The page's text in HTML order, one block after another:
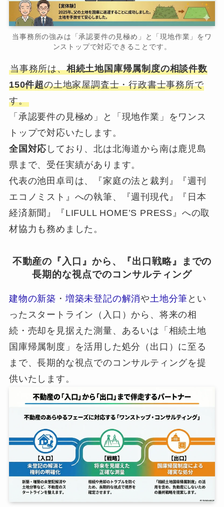
当事務所の強みは「承認要件の見極め」と「現地作業」をワ
ンストップで対応できることです。
当事務所は、相続土地国庫帰属制度の相談件数
150件超の土地家屋調査士・行政書士事務所で
す。
「承認要件の見極め」と「現地作業」をワンス
トップで対応いたします。
全国対応 しており、北は北海道から南は鹿児島
県まで、受任実績があります。
代表の池田卓司は、『家庭の法と裁判』『週刊
エコノミスト』への執筆、『週刊現代』『日本
経済新聞』『LIFULL HOME’S PRESS』への取
材協力も務めました。
不動産の『入口』から、『出口戦略』までの
長期的な視点でのコンサルティング
建物の新築 ・ 増築未登記の解消や 土地分筆 とい
ったスタートライン（入口）から、将来の相
続・売却を見据えた測量、あるいは「相続土地
国庫帰属制度」を活用した処分（出口）に至る
まで、長期的な視点でのコンサルティングを提
供いたします。